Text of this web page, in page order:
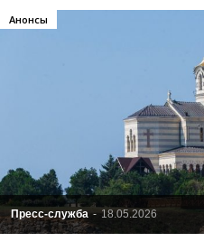
Пресс-служба - 18.05.2026
Анонсы